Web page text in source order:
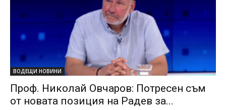
ВОДЕЩИ НОВИНИ
Проф. Николай Овчаров: Потресен съм
от новата позиция на Радев за...